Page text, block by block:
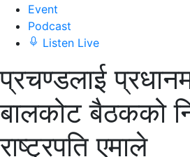
Event
Podcast
Listen Live
प्रचण्डलाई
बालकोट बैठकको
राष्ट्रपति एमाले